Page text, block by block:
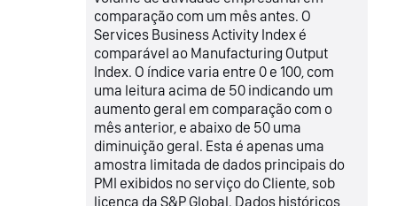
comparação com um mês antes. O
Services Business Activity Index é
comparável ao Manufacturing Output
Index. O índice varia entre 0 e 100, com
uma leitura acima de 50 indicando um
aumento geral em comparação com o
mês anterior, e abaixo de 50 uma
diminuição geral. Esta é apenas uma
amostra limitada de dados principais do
PMI exibidos no serviço do Cliente, sob
licença da S&P Global. Dados históricos